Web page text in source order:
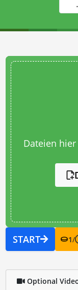
Dateien
START 1/
Optional